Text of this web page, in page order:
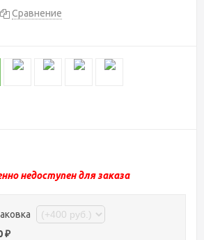
Сравнение
недоступен для заказа
₽